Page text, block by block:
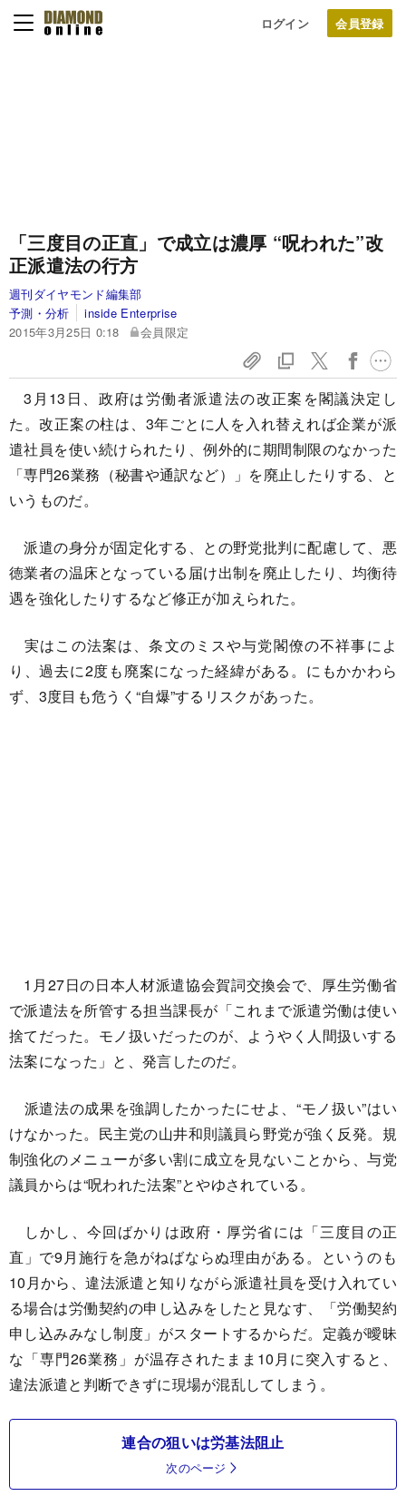
ログイン
「三度目の正直」で成立は濃厚 “呪われた”改
正派遣法の行方
週刊ダイヤモンド編集部
予測・分析
inside Enterprise
2015年3月25日 0:18
会員限定
3月13日、政府は労働者派遣法の改正案を閣議決定し
た。改正案の柱は、3年ごとに人を入れ替えれば企業が派
遣社員を使い続けられたり、例外的に期間制限のなかった
「専門26業務（秘書や通訳など）」を廃止したりする、と
いうものだ。
派遣の身分が固定化する、との野党批判に配慮して、悪
徳業者の温床となっている届け出制を廃止したり、均衡待
遇を強化したりするなど修正が加えられた。
実はこの法案は、条文のミスや与党閣僚の不祥事によ
り、過去に2度も廃案になった経緯がある。にもかかわら
ず、3度目も危うく“自爆”するリスクがあった。
1月27日の日本人材派遣協会賀詞交換会で、厚生労働省
で派遣法を所管する担当課長が「これまで派遣労働は使い
捨てだった。モノ扱いだったのが、ようやく人間扱いする
法案になった」と、発言したのだ。
派遣法の成果を強調したかったにせよ、“モノ扱い”はい
けなかった。民主党の山井和則議員ら野党が強く反発。規
制強化のメニューが多い割に成立を見ないことから、与党
議員からは“呪われた法案”とやゆされている。
しかし、今回ばかりは政府・厚労省には「三度目の正
直」で9月施行を急がねばならぬ理由がある。というのも
10月から、違法派遣と知りながら派遣社員を受け入れてい
る場合は労働契約の申し込みをしたと見なす、「労働契約
申し込みみなし制度」がスタートするからだ。定義が曖昧
な「専門26業務」が温存されたまま10月に突入すると、
違法派遣と判断できずに現場が混乱してしまう。
連合の狙いは労基法阻止
次のページ